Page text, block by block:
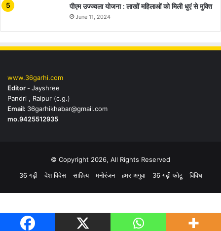
पीएम उज्ज्वला योजना : लाखों महिलाओं को मिली धुएं से मुक्ति
June 11, 2024
www.36garhi.com
Editor -Jayshree
Pandri , Raipur (c.g.)
Email: 36garhikhabar@gmail.com
mo.9425512935
© Copyright 2026, All Rights Reserved
36 गढ़ी
देश विदेस साहित्य मनोरंजन हमर अगुवा 36 गढ़ी फोटू विविध